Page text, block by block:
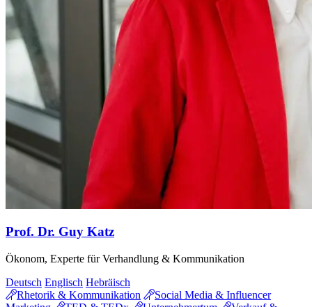
Prof. Dr. Guy Katz
Ökonom, Experte für Verhandlung & Kommunikation
Deutsch Englisch Hebräisch
Rhetorik & Kommunikation
Social Media & Influencer